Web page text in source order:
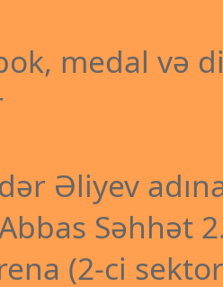
medal və
Əliyev
Səhhət
(2-ci